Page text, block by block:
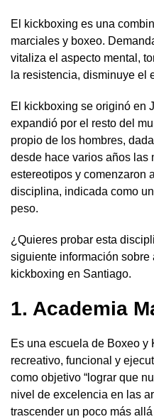
El kickboxing es una
marciales y boxeo.
vitaliza el aspecto mental,
la resistencia, disminuye el
El kickboxing se originó en
expandió por el resto del
propio de los hombres,
desde hace varios años las
estereotipos y comenzaron
disciplina, indicada como
peso.
¿Quieres probar esta
siguiente información
kickboxing en Santiago.
1. Academia
Es una escuela de Boxeo
recreativo, funcional y
como objetivo “lograr que
nivel de excelencia en las
trascender un poco más